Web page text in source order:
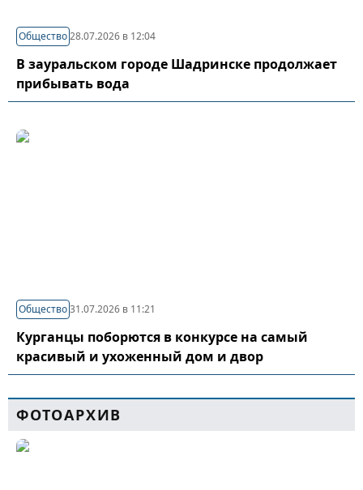
Общество28.07.2026 в 12:04
В зауральском городе Шадринске продолжает
прибывать вода
Общество31.07.2026 в 11:21
Курганцы поборются в конкурсе на самый
красивый и ухоженный дом и двор
ФОТОАРХИВ